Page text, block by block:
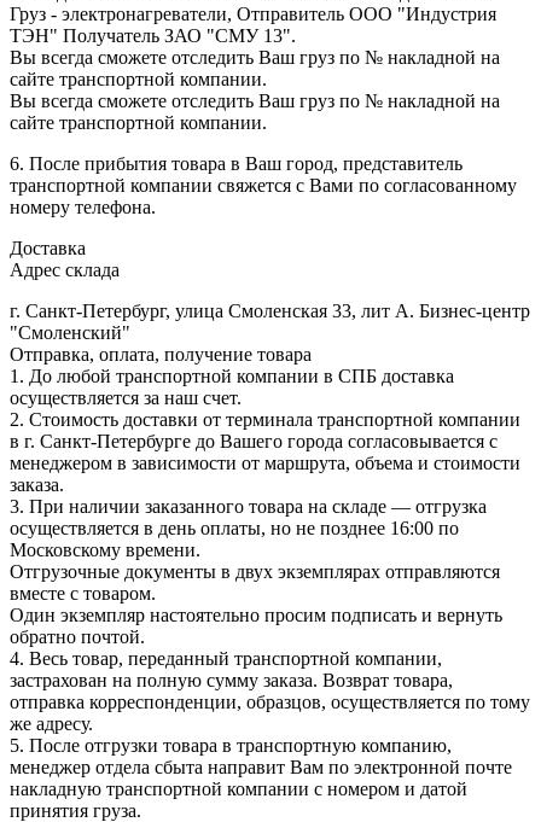
Груз - электронагреватели, Отправитель ООО "Индустрия
ТЭН" Получатель ЗАО "СМУ 13".
Вы всегда сможете отследить Ваш груз по № накладной на
сайте транспортной компании.
Вы всегда сможете отследить Ваш груз по № накладной на
сайте транспортной компании.
6. После прибытия товара в Ваш город, представитель
транспортной компании свяжется с Вами по согласованному
номеру телефона.
Доставка
Адрес склада
г. Санкт-Петербург, улица Смоленская 33, лит А. Бизнес-центр
"Смоленский"
Отправка, оплата, получение товара
1. До любой транспортной компании в СПБ доставка
осуществляется за наш счет.
2. Стоимость доставки от терминала транспортной компании
в г. Санкт-Петербурге до Вашего города согласовывается с
менеджером в зависимости от маршрута, объема и стоимости
заказа.
3. При наличии заказанного товара на складе — отгрузка
осуществляется в день оплаты, но не позднее 16:00 по
Московскому времени.
Отгрузочные документы в двух экземплярах отправляются
вместе с товаром.
Один экземпляр настоятельно просим подписать и вернуть
обратно почтой.
4. Весь товар, переданный транспортной компании,
застрахован на полную сумму заказа. Возврат товара,
отправка корреспонденции, образцов, осуществляется по тому
же адресу.
5. После отгрузки товара в транспортную компанию,
менеджер отдела сбыта направит Вам по электронной почте
накладную транспортной компании с номером и датой
принятия груза.